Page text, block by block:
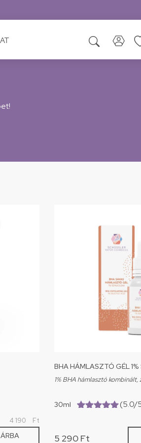
4 190 Ft
BHA HÁMLASZTÓ GÉL
1% BHA hámlasztó kombinált,
30ml
(5.0/
5 290 Ft